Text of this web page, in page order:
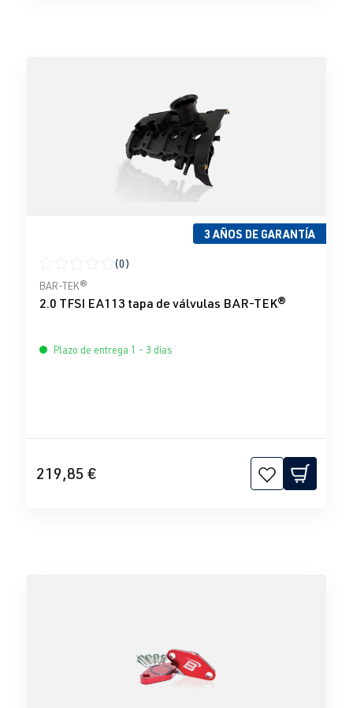
3 AÑOS DE GARANTÍA
Calificación promedio de 0 de 5 estrellas
(0)
BAR-TEK®
2.0 TFSI EA113 tapa de válvulas BAR-TEK®
Plazo de entrega 1 - 3 días
219,85 €